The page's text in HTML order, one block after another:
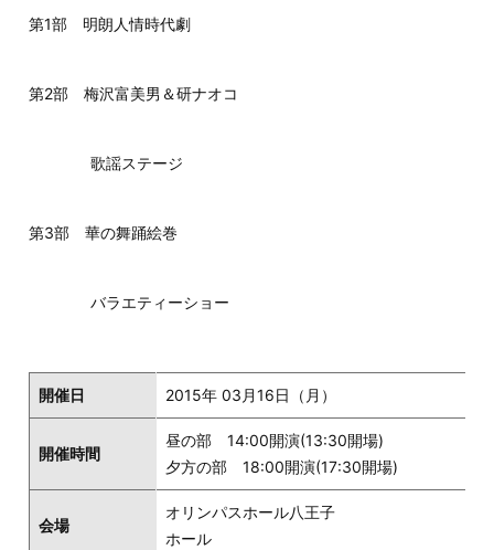
第1部 明朗人情時代劇
第2部 梅沢富美男＆研ナオコ
歌謡ステージ
第3部 華の舞踊絵巻
バラエティーショー
開催日 2015年 03月16日（月）
開催時間
昼の部 14:00開演(13:30開場)
夕方の部 18:00開演(17:30開場)
会場
オリンパスホール八王子
ホール